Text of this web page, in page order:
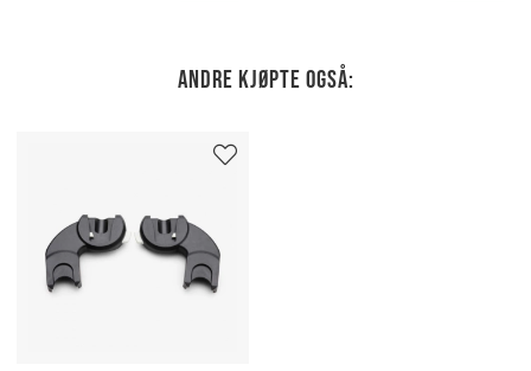
Andre kjøpte også: